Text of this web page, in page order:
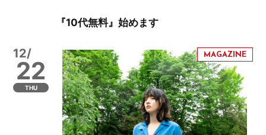
『10代無料』始めます
12/
22
THU